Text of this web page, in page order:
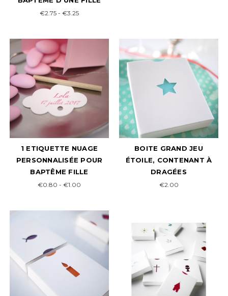
€2.75 - €3.25
1 ETIQUETTE NUAGE
PERSONNALISÉE POUR
BAPTÊME FILLE
€0.80 - €1.00
BOITE GRAND JEU
ÉTOILE, CONTENANT À
DRAGÉES
€2.00